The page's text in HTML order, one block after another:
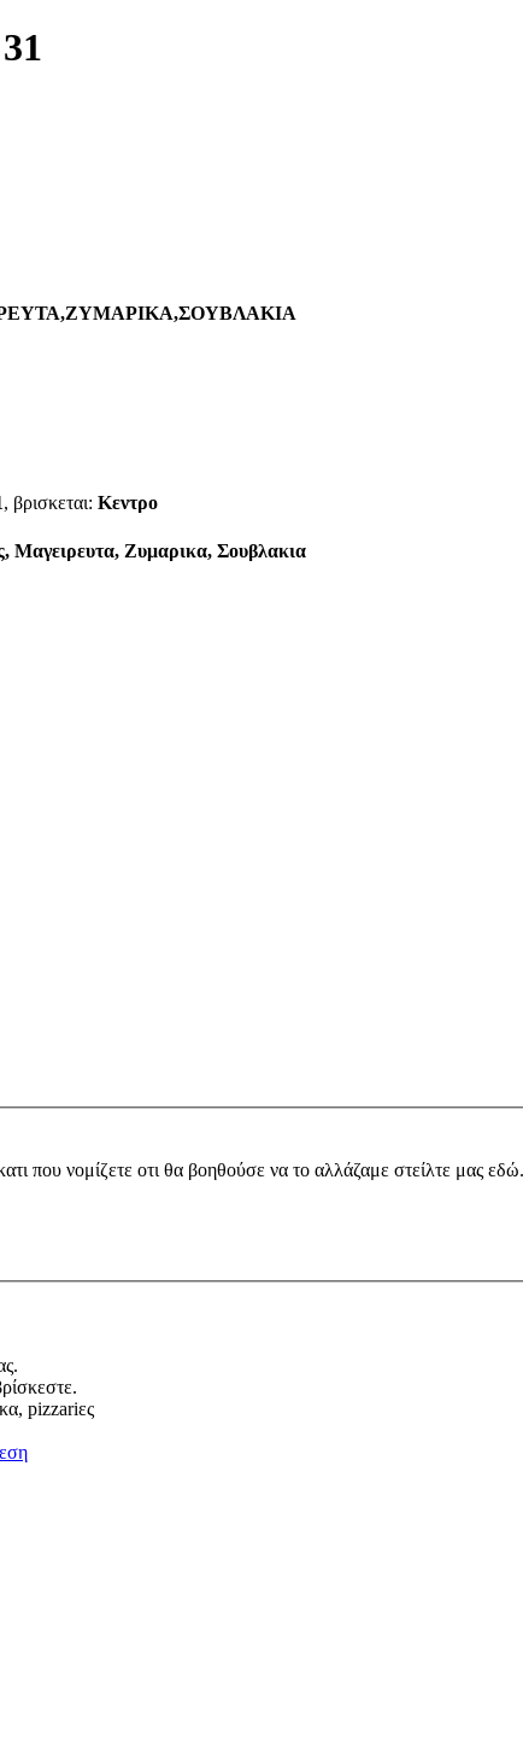
, βρισκεται: Κεντρο
Μαγειρευτα, Ζυμαρικα, Σουβλακια
που νομίζετε οτι θα βοηθούσε να το αλλάζαμε στείλτε μας
pizzariες